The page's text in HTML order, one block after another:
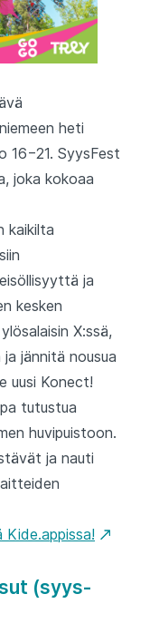
heti
16−21. SyysFest
joka kokoaa
kaikilta
ja
kesken
X:ssä,
ja jännitä nousua
uusi Konect!
tutustua
huvipuistoon.
ja nauti
(syys-